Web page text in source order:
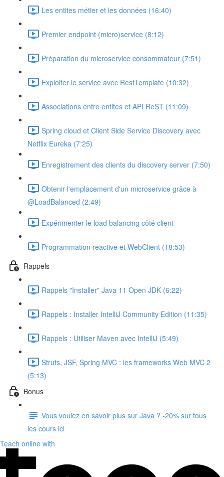
Les entites métier et les données (16:40)
Premier endpoint (micro)service (8:12)
Préparation du microservice consommateur (7:51)
Exploiter le service avec RestTemplate (10:32)
Associations entre entites et API ReST (11:09)
Spring cloud et Client Side Service Discovery avec
Netflix Eureka (7:25)
Enregistrement des clients du discovery server (7:50)
Obtenir l'emplacement d'un microservice grâce à
@LoadBalanced (2:49)
Expérimenter le load balancing côté client
Programmation reactive et WebClient (18:53)
Rappels
Rappels "Installer" Java 11 Open JDK (6:22)
Rappels : Installer IntelliJ Community Edition (11:35)
Rappels : Utiliser Maven avec IntelliJ (5:49)
Struts, JSF, Spring MVC : les frameworks Web MVC 2
(5:13)
Bonus
Vous voulez en savoir plus sur Java ? -20% sur tous
les cours ici
Teach online with